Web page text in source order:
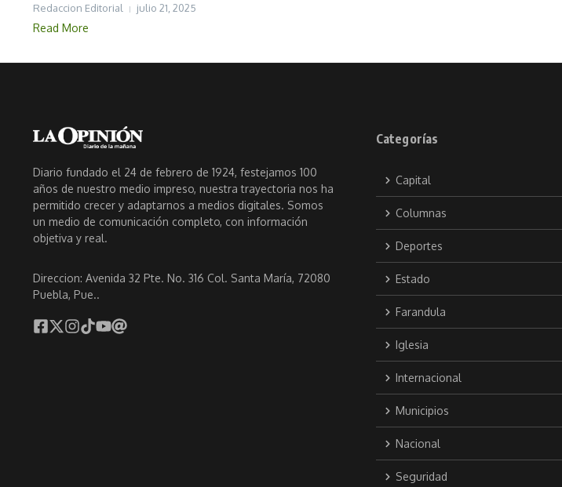
Redaccion Editorial julio 21, 2025
Read More
Diario fundado el 24 de febrero de 1924, festejamos 100
años de nuestro medio impreso, nuestra trayectoria nos ha
permitido crecer y adaptarnos a medios digitales. Somos
un medio de comunicación completo, con información
objetiva y real.
Direccion: Avenida 32 Pte. No. 316 Col. Santa María, 72080
Puebla, Pue..
Categorías
Capital
Columnas
Deportes
Estado
Farandula
Iglesia
Internacional
Municipios
Nacional
Seguridad